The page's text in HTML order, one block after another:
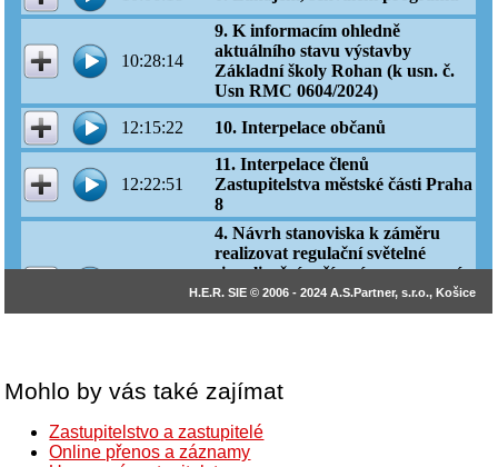
Mohlo by vás také zajímat
Zastupitelstvo a zastupitelé
Online přenos a záznamy